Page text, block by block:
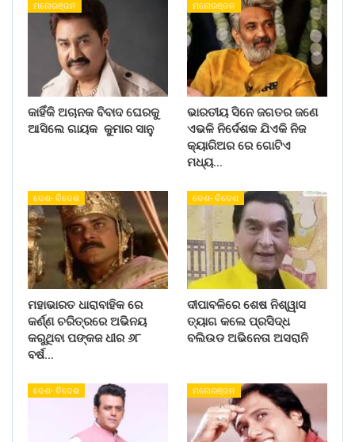
ମନୋରଞ୍ଜନ
କାହିଁକି ଅଚାନକ ବିବାଦ ଘେରକୁ
ଆସିଲେ ଗାୟକ କୁମାର ସାନୁ
ମନୋରଞ୍ଜନ
ଭାରତୀୟ ସିନେ ଜଗତର ଜଣେ
ଏଭଳି ନିର୍ଦେଶକ ଯିଏକି ନିଜ
କ୍ୟାରିଅର ରେ ଗୋଟିଏ
ମଧ୍ୟ…
ଦେଶ- ବିଦେଶ
ମହାଭାରତ ଧାରାବାହିକ ରେ
କର୍ଣ୍ଣ ଚରିତ୍ରରେ ଅଭିନୟ
କରୁଥିବା ପଙ୍କଜ ଧୀର ୬୮
ବର୍ଷ…
ଦେଶ- ବିଦେଶ
ଦୀପାବଳିରେ ଶେଷ ନିଶ୍ୱାସ
ତ୍ୟାଗ କଲେ ପ୍ରସିଦ୍ଧ
ବଲିଉଡ ଅଭିନେତା ଅସରାନି
ଦେଶ- ବିଦେଶ ମନୋରଞ୍ଜନ